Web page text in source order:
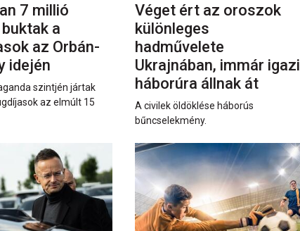
7 millió
a
az Orbán-
idején
szintjén jártak
az elmúlt 15
Véget ért az oroszok
különleges
hadművelete
Ukrajnában, immár igazi
háborúra állnak át
A civilek öldöklése háborús
bűncselekmény.